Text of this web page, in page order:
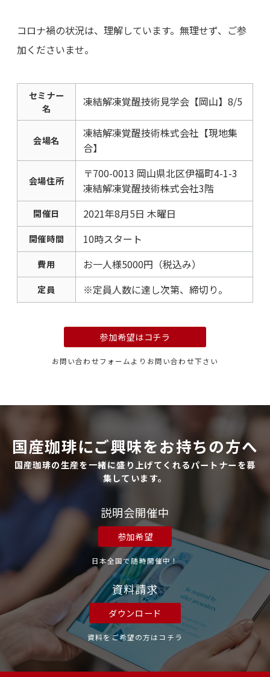
コロナ禍の状況は、理解しています。無理せず、ご参
加くださいませ。
セミナー
名
凍結解凍覚醒技術見学会【岡山】8/5
会場名
凍結解凍覚醒技術株式会社【現地集
合】
会場住所
〒700-0013 岡山県北区伊福町4-1-3
凍結解凍覚醒技術株式会社3階
開催日 2021年8月5日 木曜日
開催時間 10時スタート
費用 お一人様5000円（税込み）
定員 ※定員人数に達し次第、締切り。
参加希望はコチラ
お問い合わせフォームよりお問い合わせ下さい
国産珈琲にご興味をお持ちの方へ
国産珈琲の生産を一緒に盛り上げてくれるパートナーを募
集しています。
説明会開催中
参加希望
日本全国で随時開催中！
資料請求
ダウンロード
資料をご希望の方はコチラ